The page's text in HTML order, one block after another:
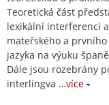
Teoretická část
lexikální interferenci
mateřského a
jazyka na výuku
Dále jsou rozebrány
interlingva …více